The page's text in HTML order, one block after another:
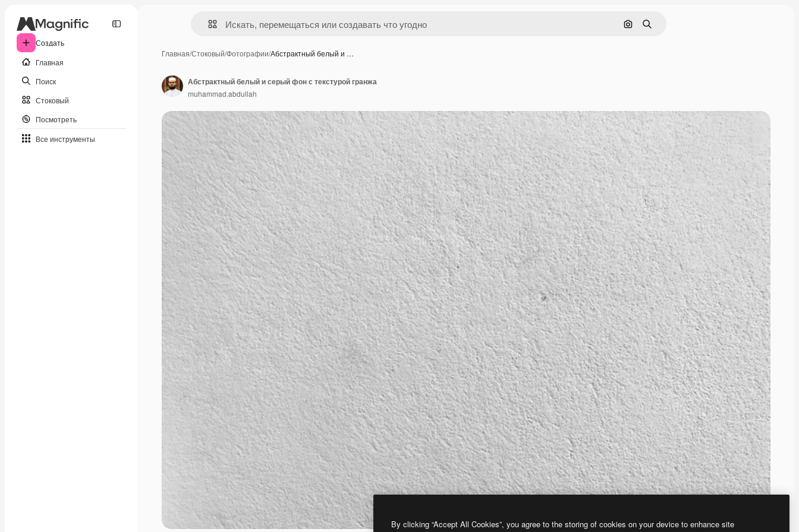
Создать
Главная
Поиск
Стоковый
Посмотреть
Все инструменты
Поиск по изображению
Поиск
Главная/Стоковый/Фотографии/Абстрактный белый и …
Абстрактный белый и серый фон с текстурой гранжа
muhammad.abdullah
By clicking “Accept All Cookies”, you agree to the storing of cookies on your device to enhance site